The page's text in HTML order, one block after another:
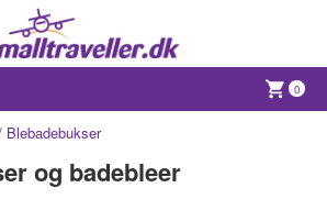
0
Blebadebukser
og badebleer